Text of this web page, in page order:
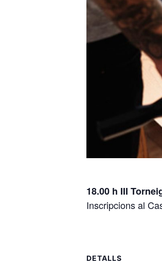
18.00 h III
Inscripcions al
DETALLS